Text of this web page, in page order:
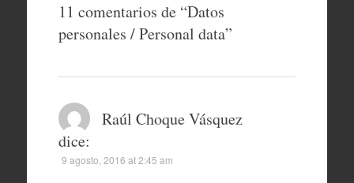
11 comentarios de “Datos
personales / Personal data”
Raúl Choque Vásquez
dice:
9 agosto, 2016 at 2:45 am